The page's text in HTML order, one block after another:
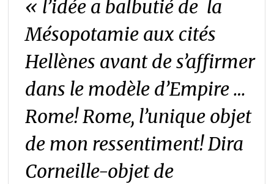
« l’idée a balbutié de la
Mésopotamie aux cités
Hellènes avant de s’affirmer
dans le modèle d’Empire …
Rome! Rome, l’unique objet
de mon ressentiment! Dira
Corneille-objet de